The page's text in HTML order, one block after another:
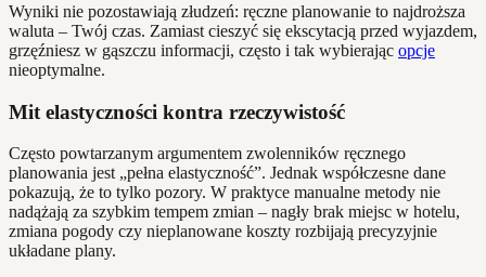
Wyniki nie pozostawiają złudzeń: ręczne planowanie to najdroższa
waluta – Twój czas. Zamiast cieszyć się ekscytacją przed wyjazdem,
grzęźniesz w gąszczu informacji, często i tak wybierając opcje
nieoptymalne.
Mit elastyczności kontra rzeczywistość
Często powtarzanym argumentem zwolenników ręcznego
planowania jest „pełna elastyczność”. Jednak współczesne dane
pokazują, że to tylko pozory. W praktyce manualne metody nie
nadążają za szybkim tempem zmian – nagły brak miejsc w hotelu,
zmiana pogody czy nieplanowane koszty rozbijają precyzyjnie
układane plany.